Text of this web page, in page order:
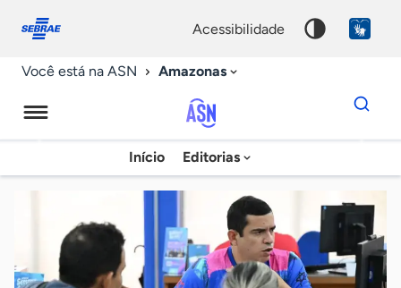
conosco
acessibilidade
Você está na ASN Amazonas
Agência
Sebrae
Notícias
Início Editorias
Dados
para
chave